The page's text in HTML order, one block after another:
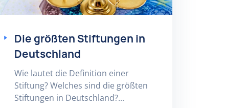
Die größten Stiftungen in
Deutschland
Wie lautet die Definition einer
Stiftung? Welches sind die größten
Stiftungen in Deutschland?...